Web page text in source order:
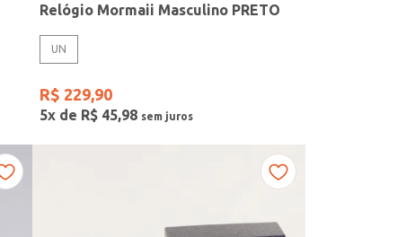
Relógio Mormaii Masculino PRETO
UN
R$ 229,90
5x de R$ 45,98